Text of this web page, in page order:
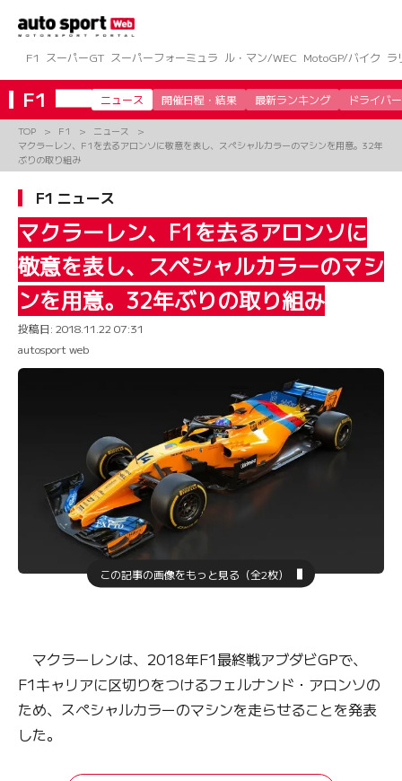
ツ
へ
ス
キ
F1 スーパーGT スーパーフォーミュラ ル・マン/WEC MotoGP/バイク ラ
F1 ニュース 開催日程・結果 最新ランキング ドライバー
TOP F1
ニュース
マクラーレン、F1を去るアロンソに敬意を表し、スペシャルカラーのマシンを用意。32年
ぶりの取り組み
F1 ニュース
マクラーレン、F1を去るアロンソに
敬意を表し、スペシャルカラーのマシ
ンを用意。32年ぶりの取り組み
投稿日: 2018.11.22 07:31
autosport web
この記事の画像をもっと見る（全2枚）
マクラーレンは、2018年F1最終戦アブダビGPで、
F1キャリアに区切りをつけるフェルナンド・アロンソの
ため、スペシャルカラーのマシンを走らせることを発表
した。